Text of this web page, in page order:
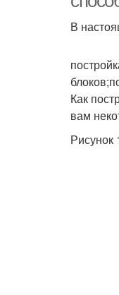
В
Как
вам
Рисунок